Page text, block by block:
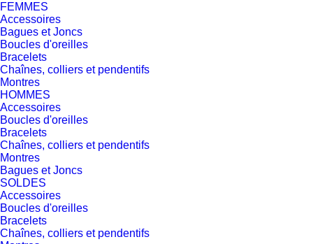
FEMMES
Accessoires
Bagues et Joncs
Boucles d'oreilles
Bracelets
Chaînes, colliers et pendentifs
Montres
HOMMES
Accessoires
Boucles d'oreilles
Bracelets
Chaînes, colliers et pendentifs
Montres
Bagues et Joncs
SOLDES
Accessoires
Boucles d'oreilles
Bracelets
Chaînes, colliers et pendentifs